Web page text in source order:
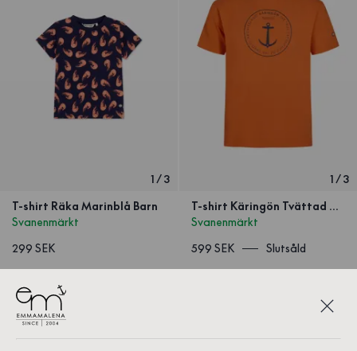
1/3
T-shirt Räka Marinblå Barn
Svanenmärkt
299 SEK
1/3
T-shirt Käringön Tvättad Orange Unisex
Svanenmärkt
599 SEK
Slutsåld